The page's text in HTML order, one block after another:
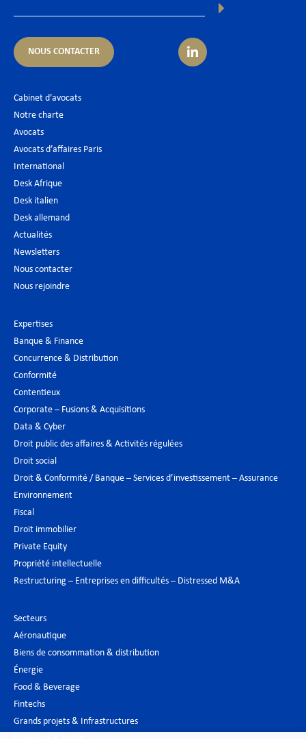
NOUS CONTACTER
Cabinet d’avocats
Notre charte
Avocats
Avocats d’affaires Paris
International
Desk Afrique
Desk italien
Desk allemand
Actualités
Newsletters
Nous contacter
Nous rejoindre
Expertises
Banque & Finance
Concurrence & Distribution
Conformité
Contentieux
Corporate – Fusions & Acquisitions
Data & Cyber
Droit public des affaires & Activités régulées
Droit social
Droit & Conformité / Banque – Services d’investissement – Assurance
Environnement
Fiscal
Droit immobilier
Private Equity
Propriété intellectuelle
Restructuring – Entreprises en difficultés – Distressed M&A
Secteurs
Aéronautique
Biens de consommation & distribution
Énergie
Food & Beverage
Fintechs
Grands projets & Infrastructures